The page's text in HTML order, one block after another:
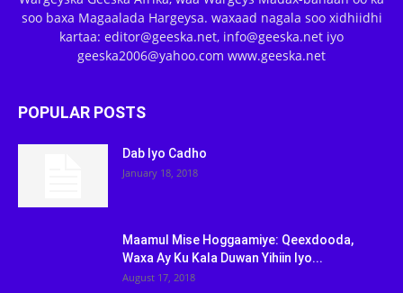
soo baxa Magaalada Hargeysa. waxaad nagala soo xidhiidhi
kartaa: editor@geeska.net, info@geeska.net iyo
geeska2006@yahoo.com www.geeska.net
POPULAR POSTS
Dab Iyo Cadho
January 18, 2018
Maamul Mise Hoggaamiye: Qeexdooda,
Waxa Ay Ku Kala Duwan Yihiin Iyo...
August 17, 2018